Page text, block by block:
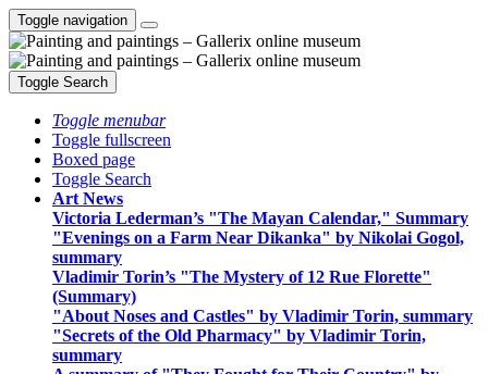
Toggle navigation
Toggle Search
Toggle menubar
Toggle fullscreen
Boxed page
Toggle Search
Art News
Victoria Lederman’s "The Mayan Calendar," Summary
"Evenings on a Farm Near Dikanka" by Nikolai Gogol,
summary
Vladimir Torin’s "The Mystery of 12 Rue Florette"
(Summary)
"About Noses and Castles" by Vladimir Torin, summary
"Secrets of the Old Pharmacy" by Vladimir Torin,
summary